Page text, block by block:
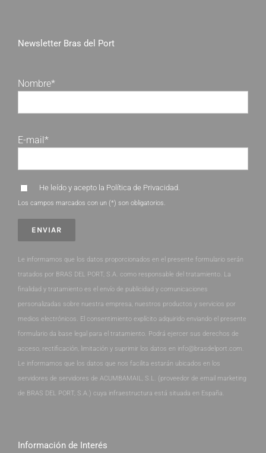
Newsletter Bras del Port
Nombre*
E-mail*
He leído y acepto la Política de Privacidad.
Los campos marcados con un (*) son obligatorios.
Le informamos que los datos proporcionados en el presente formulario serán
tratados por BRAS DEL PORT, S.A. como responsable del tratamiento. La
finalidad y tratamiento es el envío de publicidad y comunicaciones
personalizadas sobre nuestra empresa, nuestros productos y servicios por
medios electrónicos. El consentimiento explícito adquirido enviando el presente
formulario da base legal para el tratamiento. Podrá ejercer sus derechos de
acceso, rectificación, limitación y suprimir los datos en info@brasdelport.com.
Le informamos que los datos que nos facilita estarán ubicados en los
servidores de servidores de ACUMBAMAIL, S.L. (proveedor de email marketing
de BRAS DEL PORT, S.A.) cuya infraestructura está situada en España.
Información de Interés